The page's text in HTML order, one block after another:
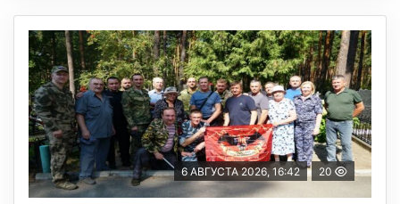
6 АВГУСТА 2026, 16:42 20